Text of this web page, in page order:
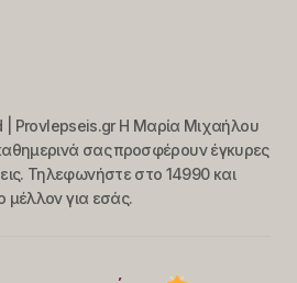
| Provlepseis.gr Η Μαρία Μιχαήλου
σας προσφέρουν έγκυρες
Τηλεφωνήστε στο 14990 και
μέλλον για εσάς.